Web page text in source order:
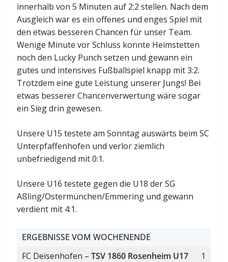
innerhalb von 5 Minuten auf 2:2 stellen. Nach dem
Ausgleich war es ein offenes und enges Spiel mit
den etwas besseren Chancen für unser Team.
Wenige Minute vor Schluss konnte Heimstetten
noch den Lucky Punch setzen und gewann ein
gutes und intensives Fußballspiel knapp mit 3:2.
Trotzdem eine gute Leistung unserer Jungs! Bei
etwas besserer Chancenverwertung wäre sogar
ein Sieg drin gewesen.
Unsere U15 testete am Sonntag auswärts beim SC
Unterpfaffenhofen und verlor ziemlich
unbefriedigend mit 0:1.
Unsere U16 testete gegen die U18 der SG
Aßling/Ostermünchen/Emmering und gewann
verdient mit 4:1.
ERGEBNISSE VOM WOCHENENDE
FC Deisenhofen –TSV 1860 Rosenheim U17
1